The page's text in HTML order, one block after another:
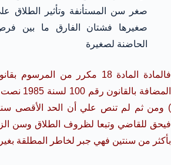
صغر سن المستأنفة وتأثير الطلاق
صغيرها فشتان الفارق ما بين فرص
الحاضنة لصغيرة
المضافة
) ومن ثم لم تنص علي أن الحد الأقصى
فيحق للقاضي وتبعا لظروف الطلاق وسن
بأكثر من سنتين فهي جبر لخاطر المطلقة